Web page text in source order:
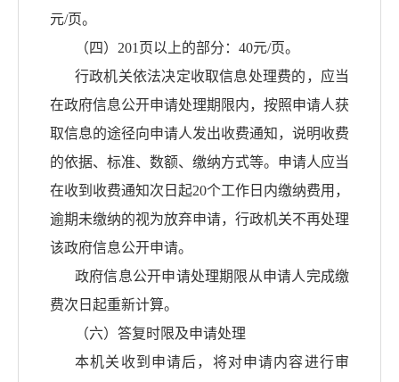
元/页。
（四） 201页以上的部分：40元/页。
行政机关依法决定收取信息处理费的，应当
在政府信息公开申请处理期限内，按照申请人获
取信息的途径向申请人发出收费通知，说明收费
的依据、标准、数额、缴纳方式等。申请人应当
在收到收费通知次日起20个工作日内缴纳费用，
逾期未缴纳的视为放弃申请，行政机关不再处理
该政府信息公开申请。
政府信息公开申请处理期限从申请人完成缴
费次日起重新计算。
（六）答复时限及申请处理
本机关收到申请后，将对申请内容进行审